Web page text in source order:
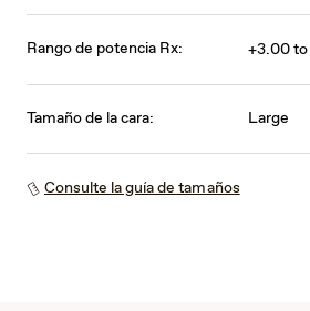
Rango de potencia Rx: +3.00
Tamaño de la cara: Large
Consulte la guía de tamaños